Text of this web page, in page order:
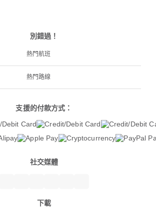
別錯過！
熱門航班
熱門路線
支援的付款方式：
社交媒體
下載